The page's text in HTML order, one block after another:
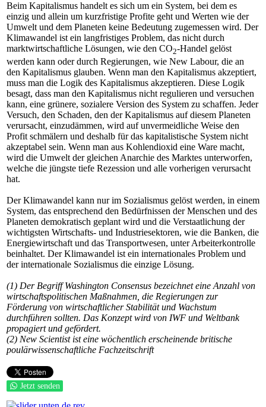
Beim Kapitalismus handelt es sich um ein System, bei dem es
einzig und allein um kurzfristige Profite geht und Werten wie der
Umwelt und dem Planeten keine Bedeutung zugemessen wird. Der
Klimawandel ist ein langfristiges Problem, das nicht durch
marktwirtschaftliche Lösungen, wie den CO2-Handel gelöst
werden kann oder durch Regierungen, wie New Labour, die an
den Kapitalismus glauben. Wenn man den Kapitalismus akzeptiert,
muss man die Logik des Kapitalismus akzeptieren. Diese Logik
besagt, dass man den Kapitalismus nicht regulieren und versuchen
kann, eine grünere, sozialere Version des System zu schaffen. Jeder
Versuch, den Schaden, den der Kapitalismus auf diesem Planeten
verursacht, einzudämmen, wird auf unvermeidliche Weise den
Profit schmälern und deshalb für das kapitalistische System nicht
akzeptabel sein. Wenn man aus Kohlendioxid eine Ware macht,
wird die Umwelt der gleichen Anarchie des Marktes unterworfen,
welche die jüngste tiefe Rezession und alle vorherigen verursacht
hat.
Der Klimawandel kann nur im Sozialismus gelöst werden, in einem
System, das entsprechend den Bedürfnissen der Menschen und des
Planeten demokratisch geplant wird und die Verstaatlichung der
wichtigsten Wirtschafts- und Industriesektoren, wie die Banken, die
Energiewirtschaft und das Transportwesen, unter Arbeiterkontrolle
beinhaltet. Der Klimawandel ist ein internationales Problem und
der internationale Sozialismus die einzige Lösung.
(1) Der Begriff Washington Consensus bezeichnet eine Anzahl von
wirtschaftspolitischen Maßnahmen, die Regierungen zur
Förderung von wirtschaftlicher Stabilität und Wachstum
durchführen sollten. Das Konzept wird von IWF und Weltbank
propagiert und gefördert.
(2) New Scientist ist eine wöchentlich erscheinende britische
poulärwissenschaftliche Fachzeitschrift
Jetzt senden